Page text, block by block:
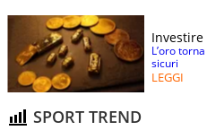
L’oro
sicuri
LEGGI
SPORT TREND